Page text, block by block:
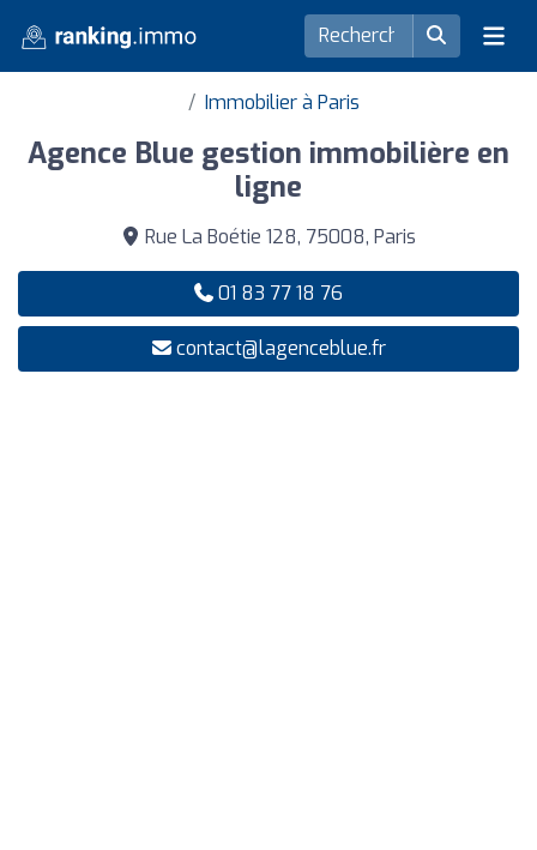
Immobilier à Paris
Agence Blue gestion immobilière en
ligne
Rue La Boétie 128, 75008, Paris
01 83 77 18 76
contact@lagenceblue.fr